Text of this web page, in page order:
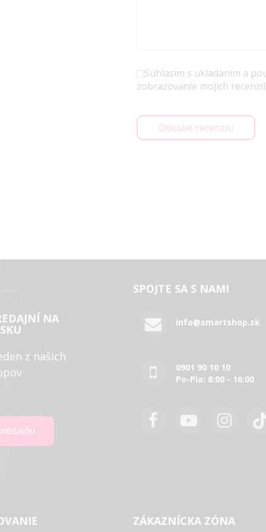
Súhlasím s ukladaním a
zobrazovanie mojich
Odoslať recenziu
NA
z našich
SPOJTE SA S NAMI
info@smartshop.sk
0901 90 10 10
Po-Pia: 8:00 - 16:00
ZÁKAZNÍCKA ZÓNA